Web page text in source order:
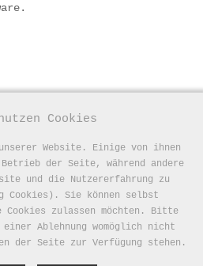
Cookies
Website. Einige von ihnen
der Seite, während andere
und die Nutzererfahrung zu
Cookies). Sie können selbst
zulassen möchten. Bitte
Ablehnung womöglich nicht
der Seite zur Verfügung stehen.